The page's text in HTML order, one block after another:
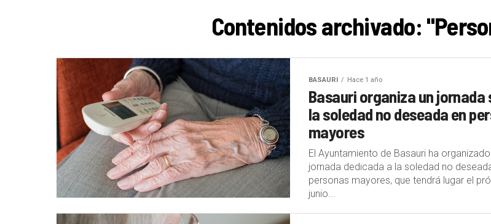
Contenidos archivado:
BASAURI Hace 1 año
Basauri organiza un jornada
la soledad no deseada en
mayores
El Ayuntamiento de Basauri ha
jornada dedicada a la soledad no
personas mayores, que tendrá lugar el
junio...